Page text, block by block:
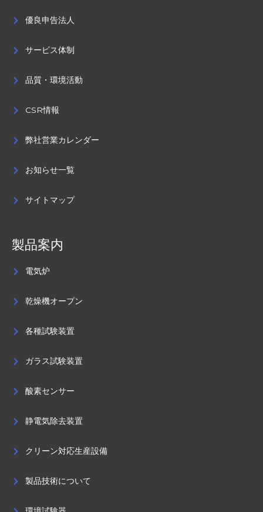
優良申告法人
サービス体制
品質・環境活動
CSR情報
弊社営業カレンダー
お知らせ一覧
サイトマップ
製品案内
電気炉
乾燥機オープン
各種試験装置
ガラス試験装置
酸素センサー
静電気除去装置
クリーン対応生産設備
製品技術について